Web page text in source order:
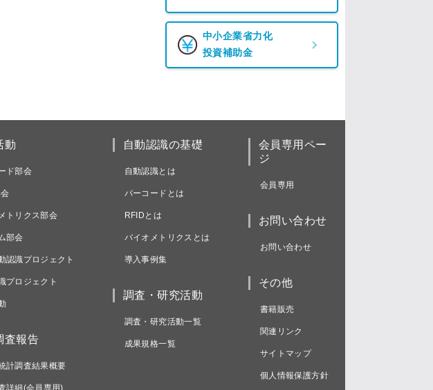
中小企業省力化
投資補助金
動
ド部会
トリクス部会
部会
認識プロジェクト
プロジェクト
査報告
計調査結果概要
詳細(会員専用)
自動認識の基礎
自動認識とは
バーコードとは
RFIDとは
バイオメトリクスとは
導入事例集
調査・研究活動
調査・研究活動一覧
成果規格一覧
会員専用ペー
ジ
会員専用
お問い合わせ
お問い合わせ
その他
書籍販売
関連リンク
サイトマップ
個人情報保護方針